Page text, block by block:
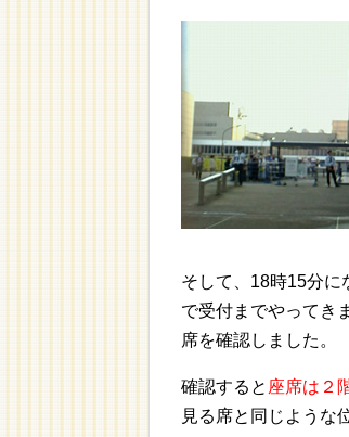
そして、18時15分に
で受付までやってき
席を確認しました。
確認すると 座席は２
見る席と同じような